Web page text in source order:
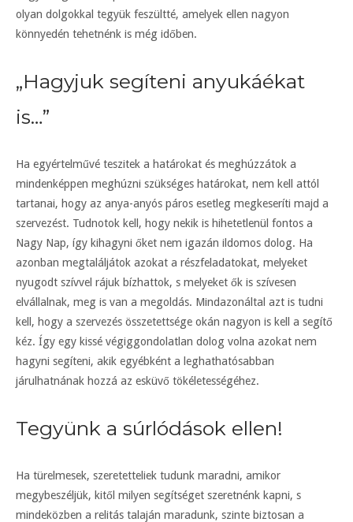
olyan dolgokkal tegyük feszültté, amelyek ellen nagyon
könnyedén tehetnénk is még időben.
„Hagyjuk segíteni anyukáékat
is…”
Ha egyértelművé teszitek a határokat és meghúzzátok a
mindenképpen meghúzni szükséges határokat, nem kell attól
tartanai, hogy az anya-anyós páros esetleg megkeseríti majd a
szervezést. Tudnotok kell, hogy nekik is hihetetlenül fontos a
Nagy Nap, így kihagyni őket nem igazán ildomos dolog. Ha
azonban megtaláljátok azokat a részfeladatokat, melyeket
nyugodt szívvel rájuk bízhattok, s melyeket ők is szívesen
elvállalnak, meg is van a megoldás. Mindazonáltal azt is tudni
kell, hogy a szervezés összetettsége okán nagyon is kell a segítő
kéz. Így egy kissé végiggondolatlan dolog volna azokat nem
hagyni segíteni, akik egyébként a leghathatósabban
járulhatnának hozzá az esküvő tökéletességéhez.
Tegyünk a súrlódások ellen!
Ha türelmesek, szeretetteliek tudunk maradni, amikor
megybeszéljük, kitől milyen segítséget szeretnénk kapni, s
mindeközben a relitás talaján maradunk, szinte biztosan a